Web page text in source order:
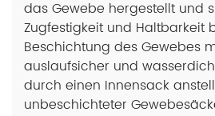
das Gewebe hergestellt und
Zugfestigkeit und Haltbarkeit
Beschichtung des Gewebes
auslaufsicher und
durch einen Innensack
unbeschichteter